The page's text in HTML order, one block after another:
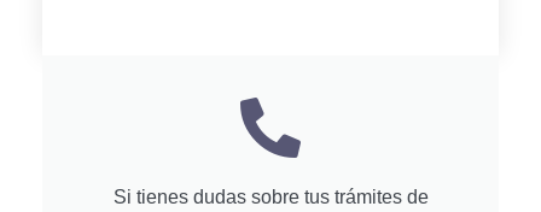
Si tienes dudas sobre tus trámites de